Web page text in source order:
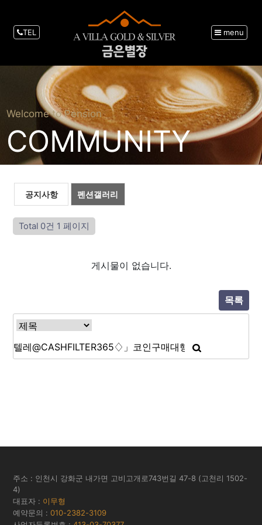
TEL menu
Welcome to Pension
COMMUNITY
공지사항 펜션갤러리
Total 0건 1 페이지
게시물이 없습니다.
목록
주소 : 인천시 강화군 내가면 고비고개로743번길 47-8 (고천리 1502-
4)
대표자 : 이무형
예약문의 :010-2382-3109